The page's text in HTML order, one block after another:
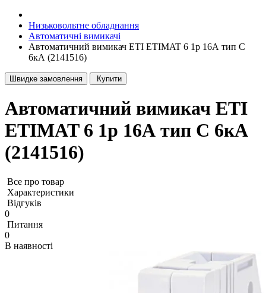
Низьковольтне обладнання
Автоматичні вимикачі
Автоматичний вимикач ETI ETIMAT 6 1p 16А тип C
6кА (2141516)
Швидке замовлення Купити
Автоматичний вимикач ETI
ETIMAT 6 1p 16А тип C 6кА
(2141516)
Все про товар
Характеристики
Відгуків
0
Питання
0
В наявності